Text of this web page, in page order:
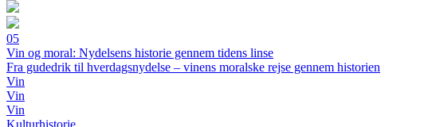
05
Vin og moral: Nydelsens historie gennem tidens linse
Fra gudedrik til hverdagsnydelse – vinens moralske rejse gennem historien
Vin
Vin
Vin
Kulturhistorie